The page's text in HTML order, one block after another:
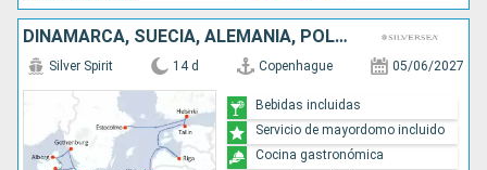
DINAMARCA, SUECIA, ALEMANIA, POLONIA, LITUANIA, LETONIA, ESTONIA, FINLANDIA
Silver Spirit 14 d Copenhague 05/06/2027
Bebidas incluidas
Servicio de mayordomo incluido
Cocina gastronómica